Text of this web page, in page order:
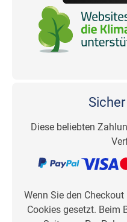
Diese beliebten
Wenn Sie den
Cookies gesetzt. Beim